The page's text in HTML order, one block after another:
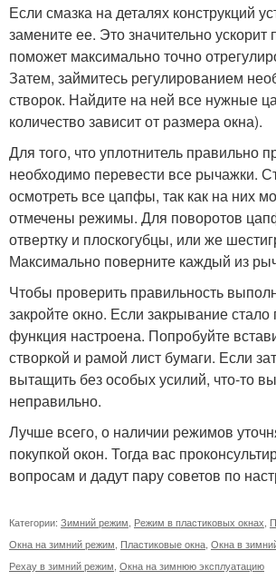
Если смазка на деталях конструкций
замените ее. Это значительно ускорит
поможет максимально точно
Затем, займитесь регулированием
створок. Найдите на ней все нужные
количество зависит от размера окна).
Для того, что уплотнитель правильно
необходимо перевести все рычажки.
осмотреть все цапфы, так как на них
отмечены режимы. Для поворотов
отвертку и плоскогубцы, или же
Максимально поверните каждый из
Чтобы проверить правильность
закройте окно. Если закрывание
функция настроена. Попробуйте
створкой и рамой лист бумаги. Если
вытащить без особых усилий, что-то
неправильно.
Лучше всего, о наличии режимов
покупкой окон. Тогда вас
вопросам и дадут пару советов по
Категории: Зимний режим Режим в пластиковых окнах
Окна на зимний режим Пластиковые окна Окна в
Рехау в зимний режим Окна на зимнюю эксплуатацию